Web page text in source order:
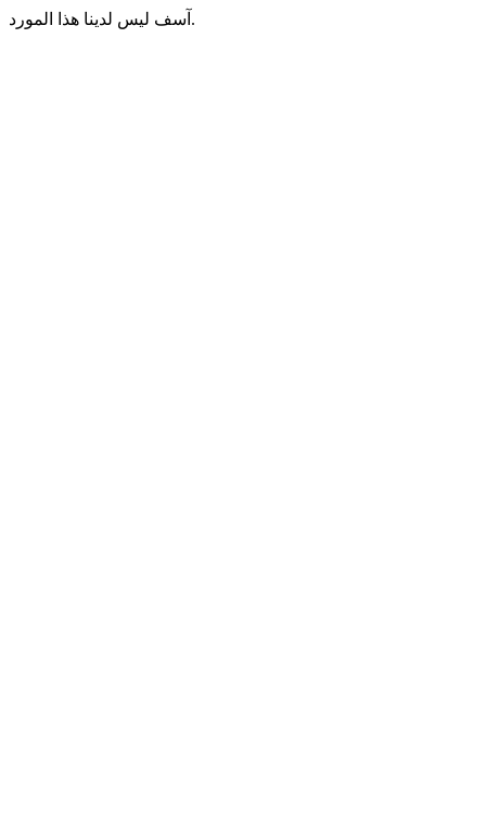
آسف ليس لدينا هذا المورد.